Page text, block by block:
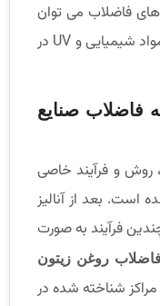
های فاضلاب می توان
از اکسیدکننده های قوی از قبیل ازن، مواد شیمیایی و UV در
فاضلاب صنایع
روش و فرآیند خاصی
است. بعد از آنالیز
فرآیند به صورت
روغن زیتون
شناخته شده در